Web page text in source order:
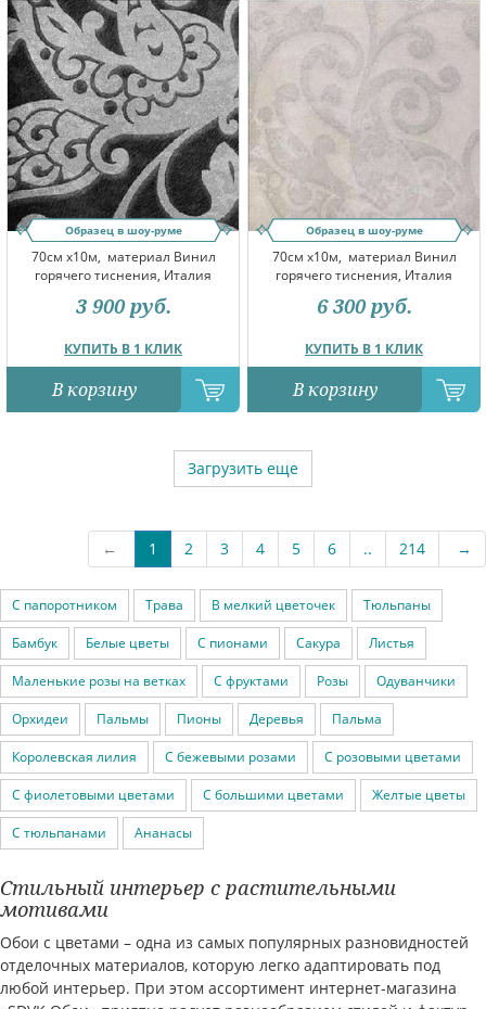
Образец в шоу-руме
70см x10м, материал Винил
горячего тиснения, Италия
КУПИТЬ В 1 КЛИК
3 900 руб.
В корзину
Образец в шоу-руме
70см x10м, материал Винил
горячего тиснения, Италия
КУПИТЬ В 1 КЛИК
6 300 руб.
В корзину
Загрузить еще
← 1 2 3 4 5 6 .. 214 →
С папоротником Трава В мелкий цветочек Тюльпаны
Бамбук Белые цветы С пионами Сакура Листья
Маленькие розы на ветках С фруктами Розы Одуванчики
Орхидеи Пальмы Пионы Деревья Пальма
Королевская лилия С бежевыми розами С розовыми цветами
С фиолетовыми цветами С большими цветами Желтые цветы
С тюльпанами Ананасы
Стильный интерьер с растительными
мотивами
Обои с цветами – одна из самых популярных разновидностей
отделочных материалов, которую легко адаптировать под
любой интерьер. При этом ассортимент интернет-магазина